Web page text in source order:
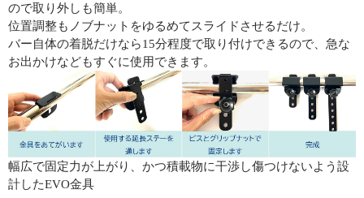
ので取り外しも簡単。
位置調整もノブナットをゆるめてスライドさせるだけ。
バー自体の着脱だけなら15分程度で取り付けできるので、急な
お出かけなどもすぐに使用できます。
幅広で固定力が上がり、かつ積載物に干渉し傷つけないよう設
計したEVO金具